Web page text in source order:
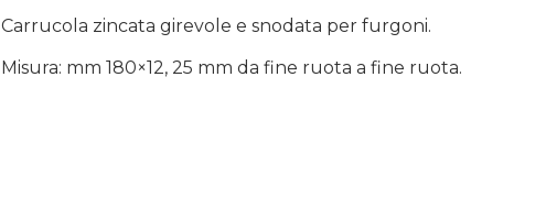
Carrucola zincata girevole e snodata per furgoni.
Misura: mm 180×12, 25 mm da fine ruota a fine ruota.